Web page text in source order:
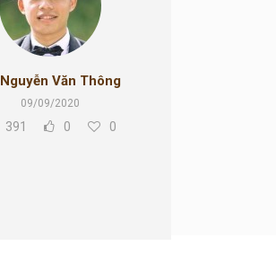
Nguyễn Văn Thông
09/09/2020
391 0 0